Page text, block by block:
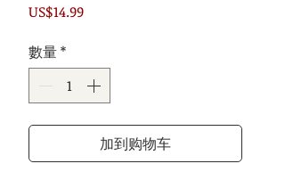
US$14.99價
數量*
加到购物车